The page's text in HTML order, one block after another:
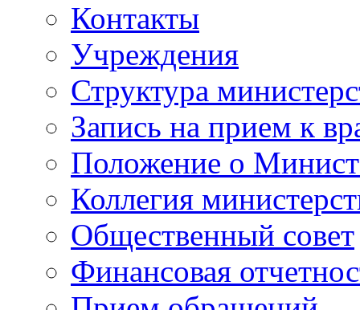
Контакты
Учреждения
Структура
Запись на прием к
Положение о
Коллегия
Общественный совет
Финансовая